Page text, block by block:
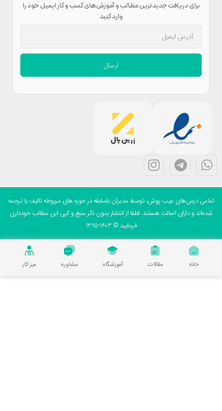
برای دریافت جدیدترین مطالب و آموزش‌های کسب و کار ایمیل خود را
وارد کنید
ارسال
درس‌های عیب پوش، توسط مدیران باسابقه در حوزه های مربوطه تالیف یا ترجمه
و دارای اصالت هستند. لطفا از انتشار بدون ذکر منبع و کپی این مطالب خودداری
فرمایید © 1403-1395
مقالات آموزشگاه مشاوره